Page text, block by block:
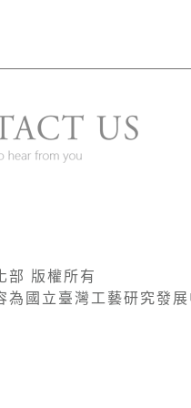
部 版權所有
為國立臺灣工藝研究發